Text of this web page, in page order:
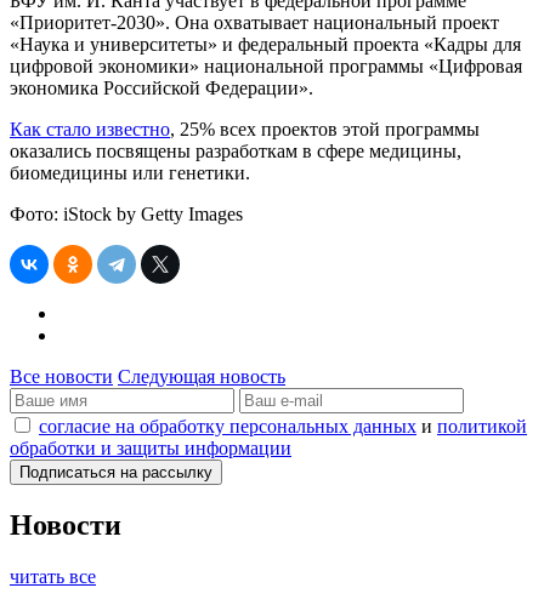
«Приоритет-2030». Она охватывает национальный проект
«Наука и университеты» и федеральный проекта «Кадры для
цифровой экономики» национальной программы «Цифровая
экономика Российской Федерации».
Как стало известно, 25% всех проектов этой программы
оказались посвящены разработкам в сфере медицины,
биомедицины или генетики.
Фото: iStock by Getty Images
Все новости Следующая новость
согласие на обработку персональных данных и политикой
обработки и защиты информации
Новости
читать все